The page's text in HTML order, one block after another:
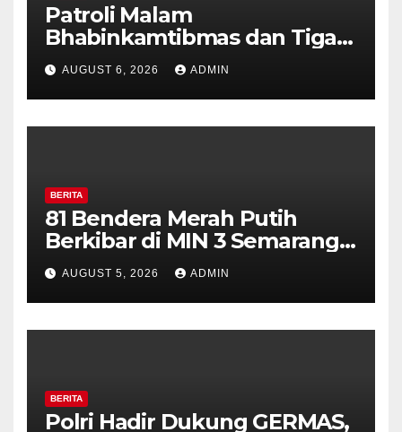
Patroli Malam
Bhabinkamtibmas dan Tiga
Pilar Kelurahan Ungaran
Perkuat Kamtibmas, Warga
Diajak Aktifkan Ronda
AUGUST 6, 2026 ADMIN
BERITA
81 Bendera Merah Putih
Berkibar di MIN 3 Semarang,
Bhabinkamtibmas Desa
Timpik Hadiri Peringatan
HUT ke-81 Kemerdekaan RI
AUGUST 5, 2026 ADMIN
BERITA
Polri Hadir Dukung GERMAS,